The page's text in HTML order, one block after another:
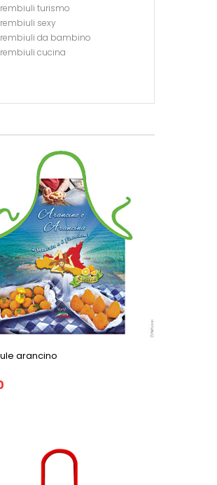
turismo
sexy
da bambino
cucina
arancino